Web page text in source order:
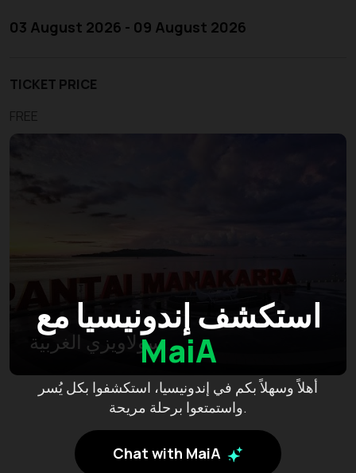
استكشف إندونيسيا مع
MaiA
أهلاً وسهلاً بكم في إندونيسيا، استكشفوا بكل يُسر
واستمتعوا برحلة مريحة.
Chat with MaiA
03 August 2026 - 09 August 2026
TICKET PRICE
FREE
سولاويزي الغربية